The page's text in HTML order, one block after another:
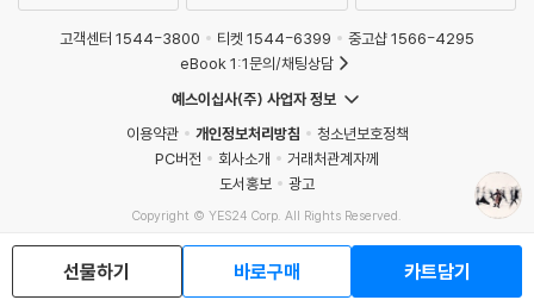
선물하기 바로구매 카트담기
고객센터 1544-3800 티켓 1544-6399
중고샵 1566-4295
eBook 1:1문의/채팅상담
예스이십사(주) 사업자 정보
이용약관
개인정보처리방침
청소년보호정책
PC버전
회사소개
거래처관계자께
도서홍보
광고
Copyright © YES24 Corp. All Rights Reserved.